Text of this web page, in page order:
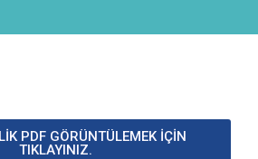
PDF GÖRÜNTÜLEMEK İÇİN
TIKLAYINIZ.